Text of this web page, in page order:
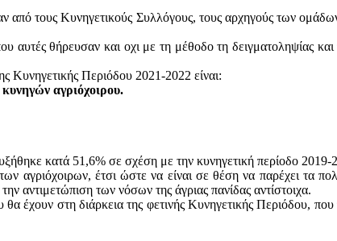
τους Κυνηγετικούς Συλλόγους, τους αρχηγούς των
θήρευσαν και οχι με τη μέθοδο τη δειγματοληψίας
Κυνηγετικής Περιόδου 2021-2022 είναι:
αγριόχοιρου.
κατά 51,6% σε σχέση με την κυνηγετική περίοδο 2019-
αγριόχοιρων, έτσι ώστε να είναι σε θέση να παρέχει τα
αντιμετώπιση των νόσων της άγριας πανίδας αντίστοιχα.
έχουν στη διάρκεια της φετινής Κυνηγετικής Περιόδου,